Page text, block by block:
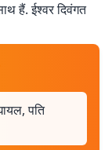
हैं. ईश्वर दिवंगत
पति